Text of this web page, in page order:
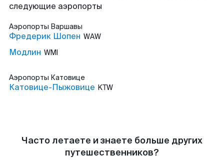
следующие аэропорты
Аэропорты Варшавы
Фредерик Шопен WAW
Модлин WMI
Аэропорты Катовице
Катовице-Пыжовице KTW
Часто летаете и знаете больше других
путешественников?